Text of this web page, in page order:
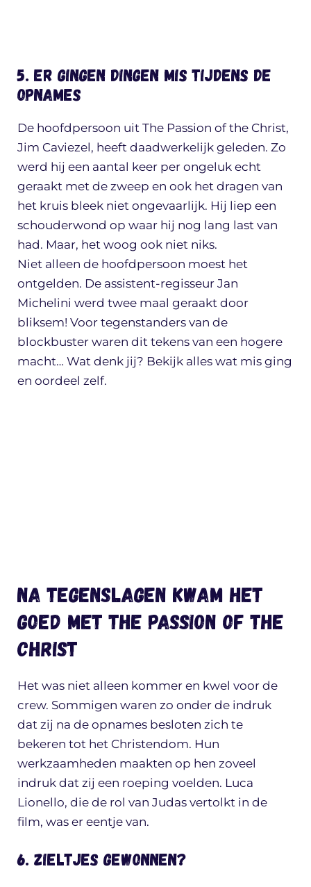
5. Er gingen dingen mis tijdens de
opnames
De hoofdpersoon uit The Passion of the Christ,
Jim Caviezel, heeft daadwerkelijk geleden. Zo
werd hij een aantal keer per ongeluk echt
geraakt met de zweep en ook het dragen van
het kruis bleek niet ongevaarlijk. Hij liep een
schouderwond op waar hij nog lang last van
had. Maar, het woog ook niet niks.
Niet alleen de hoofdpersoon moest het
ontgelden. De assistent-regisseur Jan
Michelini werd twee maal geraakt door
bliksem! Voor tegenstanders van de
blockbuster waren dit tekens van een hogere
macht… Wat denk jij? Bekijk alles wat mis ging
en oordeel zelf.
Na tegenslagen kwam het
goed met The Passion of the
Christ
Het was niet alleen kommer en kwel voor de
crew. Sommigen waren zo onder de indruk
dat zij na de opnames besloten zich te
bekeren tot het Christendom. Hun
werkzaamheden maakten op hen zoveel
indruk dat zij een roeping voelden. Luca
Lionello, die de rol van Judas vertolkt in de
film, was er eentje van.
6. Zieltjes gewonnen?